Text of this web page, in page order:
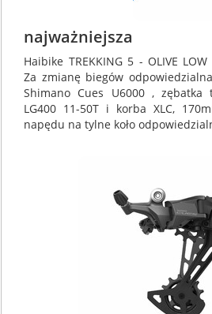
najważniejsza
Haibike TREKKING 5 - OLIVE
Za zmianę biegów
Shimano Cues U6000 , zębatka
LG400 11-50T i korba XLC,
napędu na tylne koło